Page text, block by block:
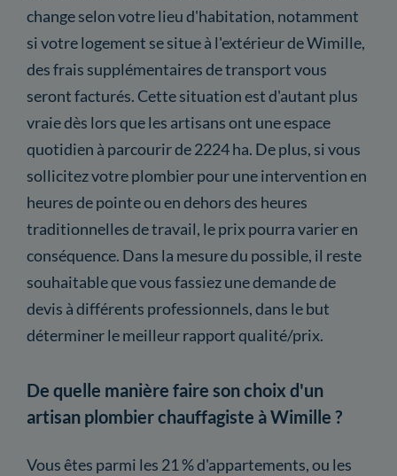
change selon votre lieu d'habitation, notamment
si votre logement se situe à l'extérieur de Wimille,
des frais supplémentaires de transport vous
seront facturés. Cette situation est d'autant plus
vraie dès lors que les artisans ont une espace
quotidien à parcourir de 2224 ha. De plus, si vous
sollicitez votre plombier pour une intervention en
heures de pointe ou en dehors des heures
traditionnelles de travail, le prix pourra varier en
conséquence. Dans la mesure du possible, il reste
souhaitable que vous fassiez une demande de
devis à différents professionnels, dans le but
déterminer le meilleur rapport qualité/prix.
De quelle manière faire son choix d'un
artisan plombier chauffagiste à Wimille ?
Vous êtes parmi les 21 % d'appartements, ou les